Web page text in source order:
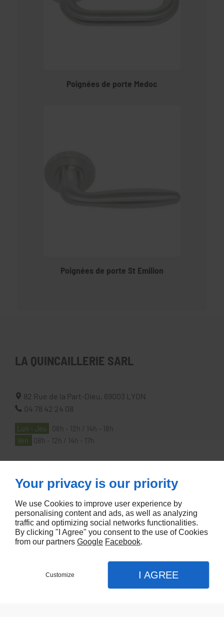
Poignées de porte Medoc
Poignées de porte St Emilion
LA QUINCAILLERIE SARL
82 Rue de la Part-Dieu, 69003
LYON
04 78 42 24 08
Lun - Jeu
08h - 12h / 14h - 18h
Ven
08h - 12h / 14h - 17h
À PROPOS
Accueil
Contactez-nous
Mentions légales
Plan du site
Your privacy is our priority
We use Cookies to improve user experience by
personalising content and ads, as well as analyzing
traffic and optimizing social networks functionalities.
By clicking "I Agree" you consent to the use of Cookies
from our partners Google Facebook.
Customize I AGREE